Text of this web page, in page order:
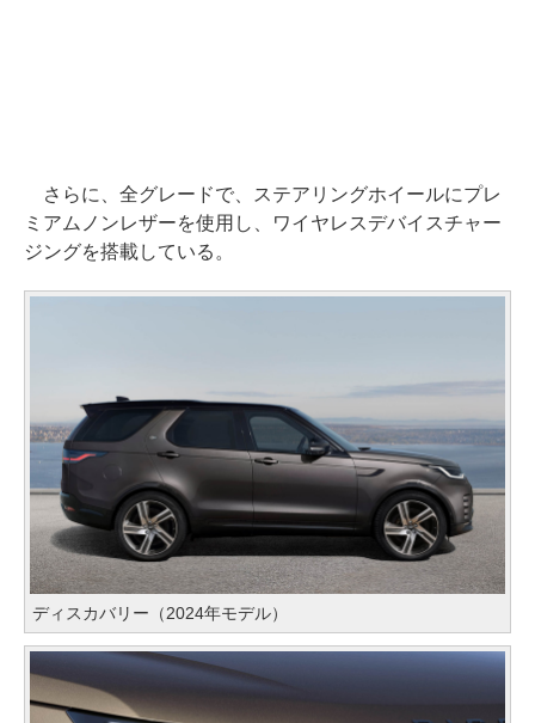
さらに、全グレードで、ステアリングホイールにプレ
ミアムノンレザーを使用し、ワイヤレスデバイスチャー
ジングを搭載している。
ディスカバリー（2024年モデル）